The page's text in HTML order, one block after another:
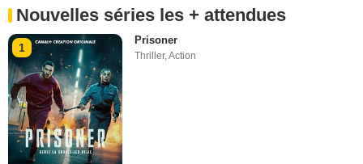
Nouvelles séries les + attendues
1
Prisoner
Thriller,Action